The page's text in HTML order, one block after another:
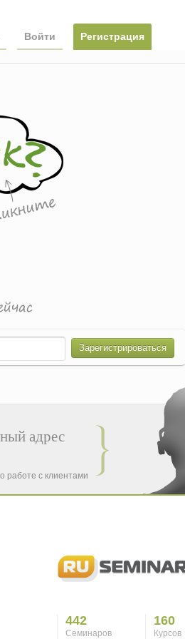
Войти Регистрация
Зарегистрироваться
адрес
работе с клиентами
442
Семинаров
160
Курсов